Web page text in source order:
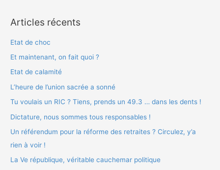
h
e
r
c
:
Articles récents
Etat de choc
Et maintenant, on fait quoi ?
Etat de calamité
L’heure de l’union sacrée a sonné
Tu voulais un RIC ? Tiens, prends un 49.3 … dans les dents !
Dictature, nous sommes tous responsables !
Un référendum pour la réforme des retraites ? Circulez, y’a
rien à voir !
La Ve république, véritable cauchemar politique